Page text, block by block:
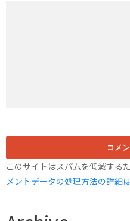
このサイトはスパムを低減する
メントデータの処理方法の詳細